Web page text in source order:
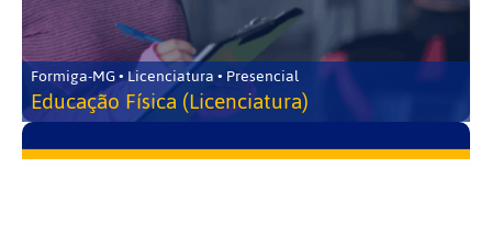
Formiga-MG • Licenciatura • Presencial
Educação Física (Licenciatura)